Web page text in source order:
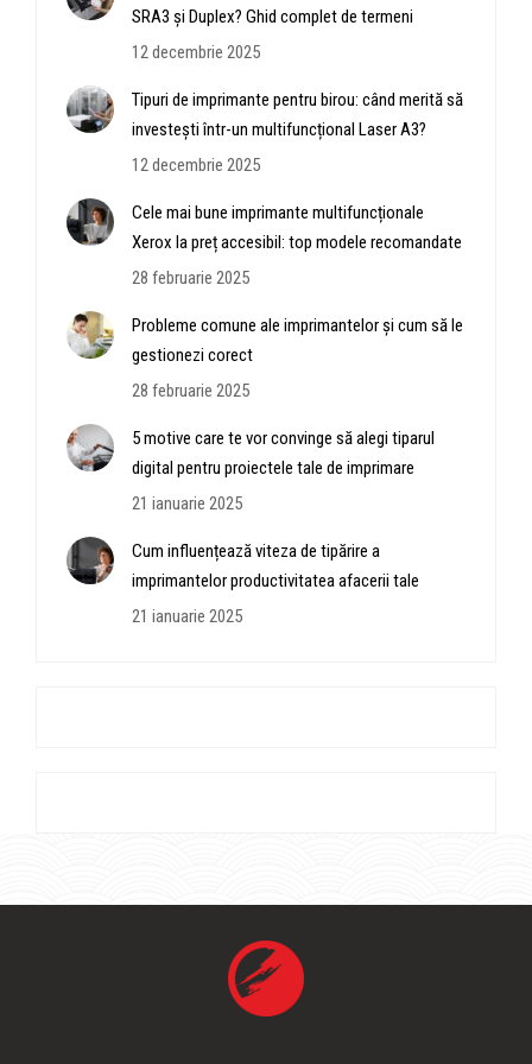
SRA3 și Duplex? Ghid complet de termeni
12 decembrie 2025
Tipuri de imprimante pentru birou: când merită să
investești într-un multifuncțional Laser A3?
12 decembrie 2025
Cele mai bune imprimante multifuncționale
Xerox la preț accesibil: top modele recomandate
28 februarie 2025
Probleme comune ale imprimantelor și cum să le
gestionezi corect
28 februarie 2025
5 motive care te vor convinge să alegi tiparul
digital pentru proiectele tale de imprimare
21 ianuarie 2025
Cum influențează viteza de tipărire a
imprimantelor productivitatea afacerii tale
21 ianuarie 2025